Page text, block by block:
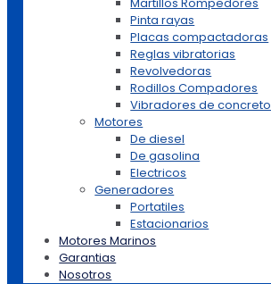
Pinta rayas
Placas compactadoras
Reglas vibratorias
Revolvedoras
Rodillos Compadores
Vibradores de concreto
Motores
De diesel
De gasolina
Electricos
Generadores
Portatiles
Estacionarios
Motores Marinos
Garantias
Nosotros